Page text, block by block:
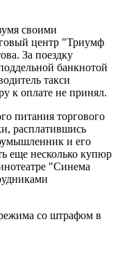
своими
центр "Триумф
За поездку
банкнотой
такси
к оплате не принял.
питания торгового
расплатившись
и его
еще несколько купюр
"Синема
со штрафом в